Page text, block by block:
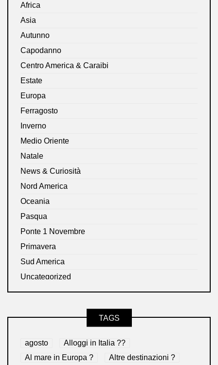
Africa
Asia
Autunno
Capodanno
Centro America & Caraibi
Estate
Europa
Ferragosto
Inverno
Medio Oriente
Natale
News & Curiosità
Nord America
Oceania
Pasqua
Ponte 1 Novembre
Primavera
Sud America
Uncategorized
TAGS
agosto
Alloggi in Italia ??
Al mare in Europa ?️
Altre destinazioni ?